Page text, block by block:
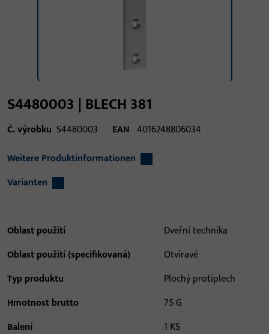
S4480003 | BLECH 381
Č. výrobku S4480003 EAN 4016248806034
Weitere Produktinformationen
Varianten
Oblast použití
Dveřní technika
Oblast použití (specifikovaná)
Otvíravé
Typ produktu
Plochý protiplech
Hmotnost brutto
75 G
Balení
1 KS